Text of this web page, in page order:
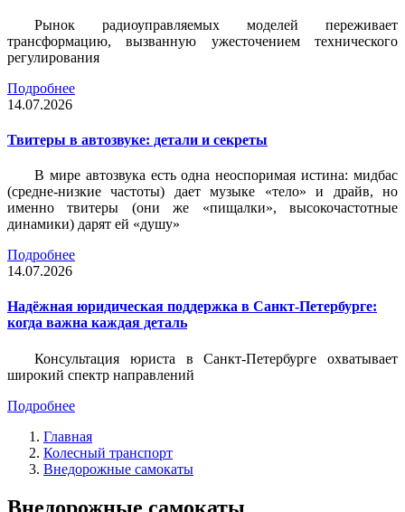
Рынок радиоуправляемых моделей переживает
трансформацию, вызванную ужесточением технического
регулирования
Подробнее
14.07.2026
Твитеры в автозвуке: детали и секреты
В мире автозвука есть одна неоспоримая истина: мидбас
(средне-низкие частоты) дает музыке «тело» и драйв, но
именно твитеры (они же «пищалки», высокочастотные
динамики) дарят ей «душу»
Подробнее
14.07.2026
Надёжная юридическая поддержка в Санкт-Петербурге:
когда важна каждая деталь
Консультация юриста в Санкт-Петербурге охватывает
широкий спектр направлений
Подробнее
Главная
Колесный транспорт
Внедорожные самокаты
Внедорожные самокаты